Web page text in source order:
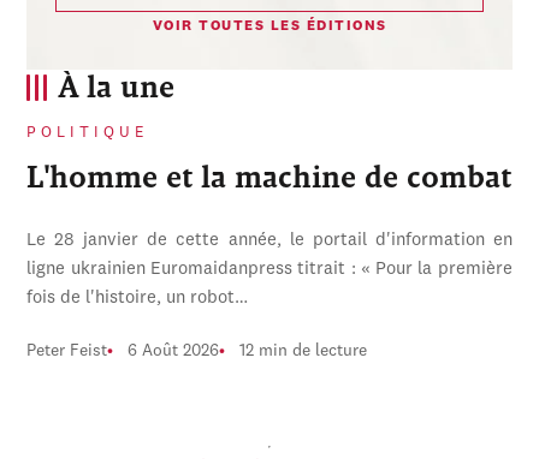
À la une
POLITIQUE
L'homme et la machine de combat
Le 28 janvier de cette année, le portail d'information en
ligne ukrainien Euromaidanpress titrait : « Pour la première
fois de l'histoire, un robot…
Peter Feist 6 Août 2026 12 min de lecture
VOIR TOUTES LES ÉDITIONS